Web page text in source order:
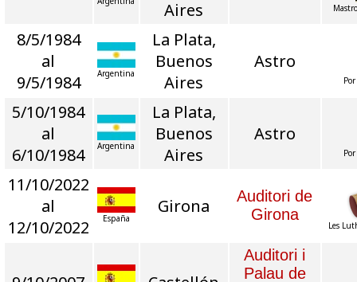
Aires
8/5/1984
al
9/5/1984
Argentina
La Plata,
Buenos
Aires
Astro
5/10/1984
al
6/10/1984
Argentina
La Plata,
Buenos
Aires
Astro
11/10/2022
al
12/10/2022
España
Girona
Auditori de
Girona
Les
Auditori i
Palau de